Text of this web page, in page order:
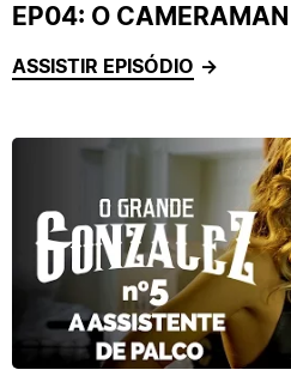
EP04: O CAMERAMAN
ASSISTIR EPISÓDIO